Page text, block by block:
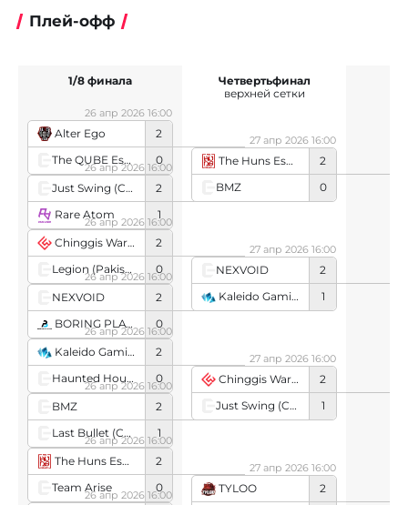
Плей-офф
Alter Ego
2
The QUBE Esports
0
26 апр 2026 16:00
Just Swing (Chinese team)
2
Rare Atom
1
26 апр 2026 16:00
Chinggis Warriors
2
Legion (Pakistani team)
0
26 апр 2026 16:00
NEXVOID
2
BORING PLAYER
0
26 апр 2026 16:00
Kaleido Gaming
2
Haunted House
0
26 апр 2026 16:00
BMZ
2
Last Bullet (Chinese team)
1
26 апр 2026 16:00
The Huns Esports
2
Team Arise
0
26 апр 2026 16:00
26 апр 2026 16:00
1/8 финала
The Huns Esports
2
BMZ
0
27 апр 2026 16:00
NEXVOID
2
Kaleido Gaming
1
27 апр 2026 16:00
Chinggis Warriors
2
Just Swing (Chinese team)
1
27 апр 2026 16:00
TYLOO
2
27 апр 2026 16:00
Четвертьфинал
верхней сетки